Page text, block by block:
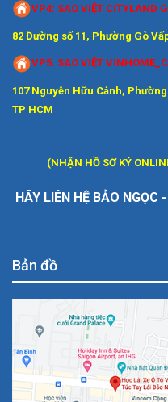
VP4: SAO VIỆT CITYLAND
82 Đường số 11, Phường Gò
VP5: SAO VIỆT
107 Nguyễn Hữu Cảnh,
TP HCM
(NHẬN HỒ SƠ KÝ
HÃY LIÊN HỆ BẢO NGỌC
Bản đồ